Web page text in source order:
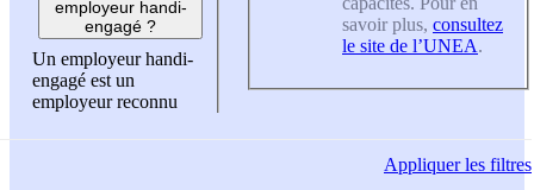
employeur handi-
engagé ?
Un employeur handi-
engagé est un
employeur reconnu
savoir plus, consultez
le site de l’UNEA.
Appliquerles filtres